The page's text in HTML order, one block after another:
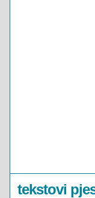
tekstovi